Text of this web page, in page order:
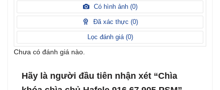
sao
hạng
sao
Có hình ảnh (0)
Đã xác thực (0)
Lọc đánh giá (0)
Chưa có đánh giá nào.
Hãy là người đầu tiên nhận xét “Chìa